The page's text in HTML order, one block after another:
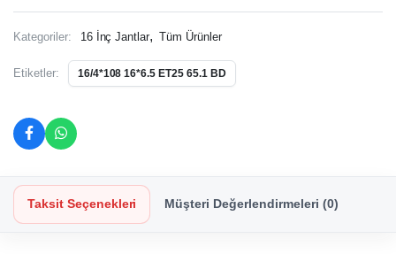
Kategoriler: 16 İnç Jantlar, Tüm Ürünler
Etiketler: 16/4*108 16*6.5 ET25 65.1 BD
Taksit Seçenekleri Müşteri Değerlendirmeleri (0)